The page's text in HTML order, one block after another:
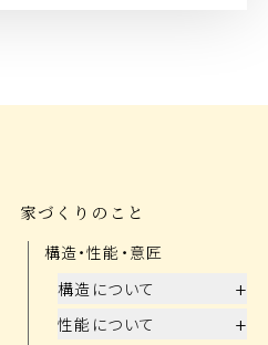
家づくりのこと
構造・性能・意匠
構造について
+
性能について +